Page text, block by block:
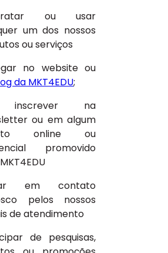
ou usar
um dos nossos
ou serviços
no website ou
da MKT4EDU;
inscrever na
ou em algum
online ou
promovido
em contato
pelos nossos
de atendimento
de pesquisas,